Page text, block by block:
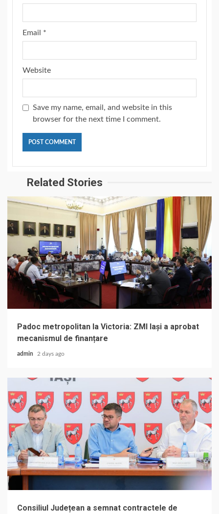
Email *
Website
Save my name, email, and website in this
browser for the next time I comment.
Related Stories
Padoc metropolitan la Victoria: ZMI Iași a aprobat
mecanismul de finanțare
admin 2 days ago
Consiliul Județean a semnat contractele de